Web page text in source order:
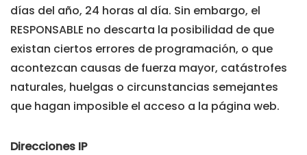
días del año, 24 horas al día. Sin embargo, el
RESPONSABLE no descarta la posibilidad de que
existan ciertos errores de programación, o que
acontezcan causas de fuerza mayor, catástrofes
naturales, huelgas o circunstancias semejantes
que hagan imposible el acceso a la página web.
Direcciones IP